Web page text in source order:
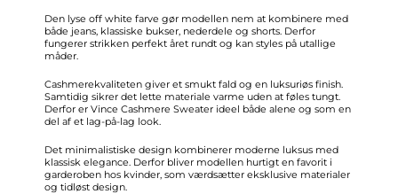
Den lyse off white farve gør modellen nem at kombinere med
både jeans, klassiske bukser, nederdele og shorts. Derfor
fungerer strikken perfekt året rundt og kan styles på utallige
måder.
Cashmerekvaliteten giver et smukt fald og en luksuriøs finish.
Samtidig sikrer det lette materiale varme uden at føles tungt.
Derfor er Vince Cashmere Sweater ideel både alene og som en
del af et lag-på-lag look.
Det minimalistiske design kombinerer moderne luksus med
klassisk elegance. Derfor bliver modellen hurtigt en favorit i
garderoben hos kvinder, som værdsætter eksklusive materialer
og tidløst design.